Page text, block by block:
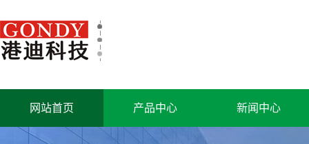
网站首页 产品中心 新闻中心